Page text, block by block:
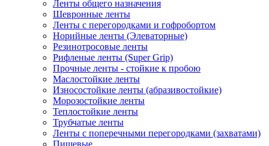
Ленты общего назначения
Шевронные ленты
Ленты с перегородками и гофробортом
Норийные ленты (Элеваторные)
Резинотросовые ленты
Рифленые ленты (Super Grip)
Прочные ленты - стойкие к пробою
Маслостойкие ленты
Износостойкие ленты (абразивостойкие)
Морозостойкие ленты
Теплостойкие ленты
Трубчатые ленты
Ленты с поперечными перегородками (захватами)
Пищевые